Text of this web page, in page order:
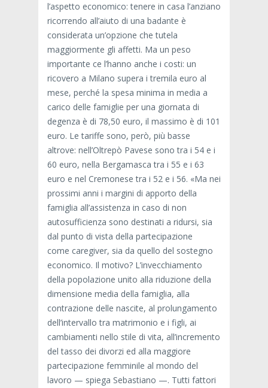
l’aspetto economico: tenere in casa l’anziano
ricorrendo all’aiuto di una badante è
considerata un’opzione che tutela
maggiormente gli affetti. Ma un peso
importante ce l’hanno anche i costi: un
ricovero a Milano supera i tremila euro al
mese, perché la spesa minima in media a
carico delle famiglie per una giornata di
degenza è di 78,50 euro, il massimo è di 101
euro. Le tariffe sono, però, più basse
altrove: nell’Oltrepò Pavese sono tra i 54 e i
60 euro, nella Bergamasca tra i 55 e i 63
euro e nel Cremonese tra i 52 e i 56. «Ma nei
prossimi anni i margini di apporto della
famiglia all’assistenza in caso di non
autosufficienza sono destinati a ridursi, sia
dal punto di vista della partecipazione
come caregiver, sia da quello del sostegno
economico. Il motivo? L’invecchiamento
della popolazione unito alla riduzione della
dimensione media della famiglia, alla
contrazione delle nascite, al prolungamento
dell’intervallo tra matrimonio e i figli, ai
cambiamenti nello stile di vita, all’incremento
del tasso dei divorzi ed alla maggiore
partecipazione femminile al mondo del
lavoro — spiega Sebastiano —. Tutti fattori